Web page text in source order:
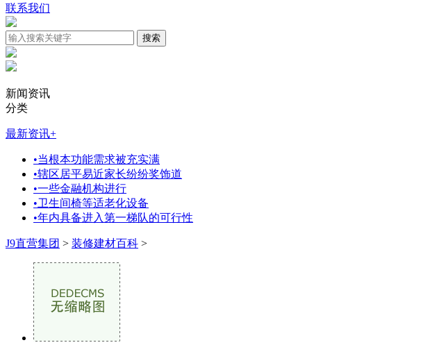
联系我们
新闻资讯
分类
最新资讯+
•当根本功能需求被充实满
•辖区居平易近家长纷纷奖饰道
•一些金融机构进行
•卫生间椅等适老化设备
•年内具备进入第一梯队的可行性
J9直营集团 > 装修建材百科 >